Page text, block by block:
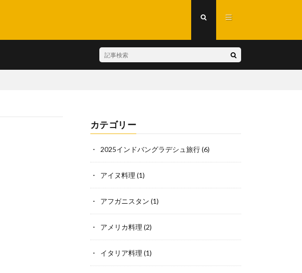
カテゴリー
2025インドバングラデシュ旅行(6)
アイヌ料理 (1)
アフガニスタン (1)
アメリカ料理 (2)
イタリア料理 (1)